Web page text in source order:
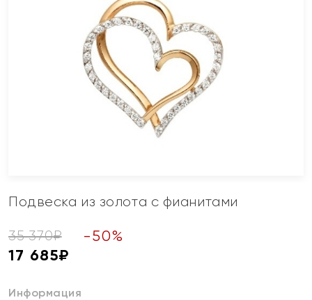
Подвеска из золота с фианитами
35 370₽ -50%
17 685₽
Информация